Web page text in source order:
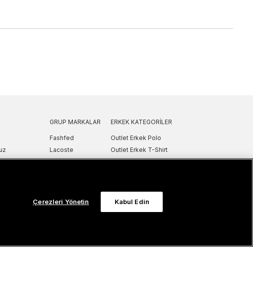
& Sneaker
GRUP MARKALAR
Fashfed
Lacoste
GANT
ERKEK KATEGORILER
Outlet Erkek Polo
Outlet Erkek T-Shirt
Outlet Erkek Gömlek
Outlet Erkek Mont & Ceket
Çerezleri Yönetin Kabul Edin